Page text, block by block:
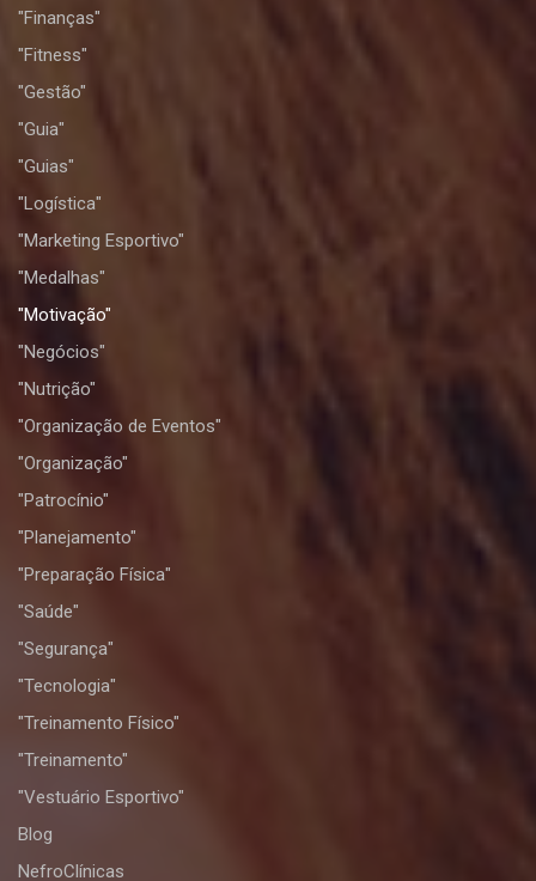
"Finanças"
"Fitness"
"Gestão"
"Guia"
"Guias"
"Logística"
"Marketing Esportivo"
"Medalhas"
"Motivação"
"Negócios"
"Nutrição"
"Organização de Eventos"
"Organização"
"Patrocínio"
"Planejamento"
"Preparação Física"
"Saúde"
"Segurança"
"Tecnologia"
"Treinamento Físico"
"Treinamento"
"Vestuário Esportivo"
Blog
NefroClínicas